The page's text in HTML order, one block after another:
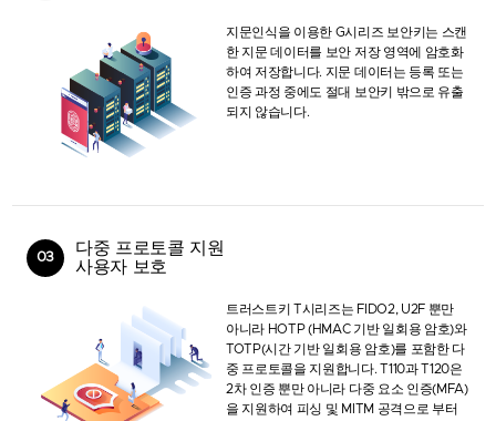
지문인식을 이용한 G시리즈 보안키는 스캔
한 지문 데이터를 보안 저장 영역에 암호화
하여 저장합니다. 지문 데이터는 등록 또는
인증 과정 중에도 절대 보안키 밖으로 유출
되지 않습니다.
03
다중 프로토콜 지원
사용자 보호
트러스트키 T시리즈는 FIDO2, U2F 뿐만
아니라 HOTP (HMAC 기반 일회용 암호)와
TOTP(시간 기반 일회용 암호)를 포함한 다
중 프로토콜을 지원합니다. T110과 T120은
2차 인증 뿐만 아니라 다중 요소 인증(MFA)
을 지원하여 피싱 및 MITM 공격으로 부터